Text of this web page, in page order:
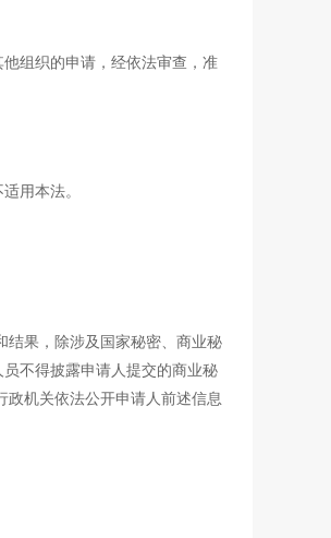
组织的申请，经依法审查，准
用本法。
果，除涉及国家秘密、商业秘
不得披露申请人提交的商业秘
政机关依法公开申请人前述信息